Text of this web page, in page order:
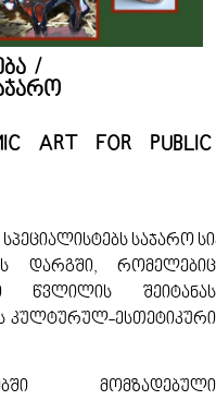
/
ART FOR PUBLIC
საჯარო
დარგში, რომელებიც
წვლილის შეიტანას
კულტურულ-ესთეტიკური
მომზადებული